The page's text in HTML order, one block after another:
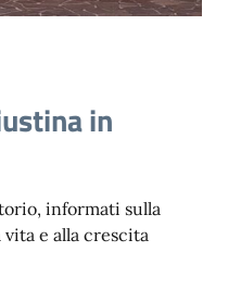
in
informati sulla
e alla crescita